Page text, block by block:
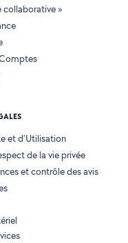
collaborative »
et d'Utilisation
de la vie privée
et contrôle des avis